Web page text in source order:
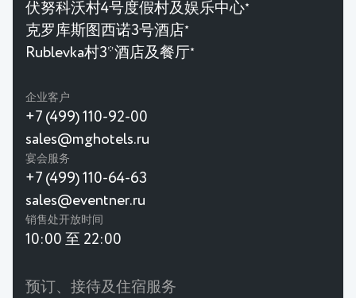
伏努科沃村4号度假村及娱乐中心★
克罗库斯图西诺3号酒店 ★
Rublevka村3*酒店及餐厅★
企业客户
+7 (499) 110-92-00
sales@mghotels.ru
宴会服务
+7 (499) 110-64-63
sales@eventner.ru
销售处开放时间
10:00 至 22:00
预订、接待及住宿服务